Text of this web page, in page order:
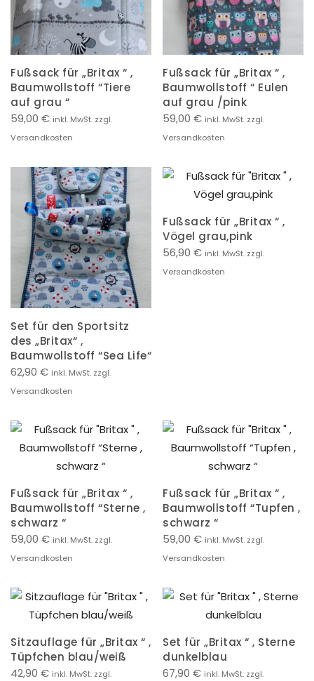
Fußsack für „Britax “ ,
Baumwollstoff “Tiere
auf grau “
59,00 € inkl. MwSt. zzgl.
Versandkosten
Fußsack für „Britax “ ,
Baumwollstoff “ Eulen
auf grau /pink
59,00 € inkl. MwSt. zzgl.
Versandkosten
Set für den Sportsitz
des „Britax“ ,
Baumwollstoff “Sea Life“
62,90 € inkl. MwSt. zzgl.
Versandkosten
Fußsack für „Britax “ ,
Vögel grau,pink
56,90 € inkl. MwSt. zzgl.
Versandkosten
Fußsack für „Britax “ ,
Baumwollstoff “Sterne ,
schwarz “
59,00 € inkl. MwSt. zzgl.
Versandkosten
Fußsack für „Britax “ ,
Baumwollstoff “Tupfen ,
schwarz “
59,00 € inkl. MwSt. zzgl.
Versandkosten
Sitzauflage für „Britax “ ,
Tüpfchen blau/weiß
42,90 € inkl. MwSt. zzgl.
Set für „Britax “ , Sterne
dunkelblau
67,90 € inkl. MwSt. zzgl.